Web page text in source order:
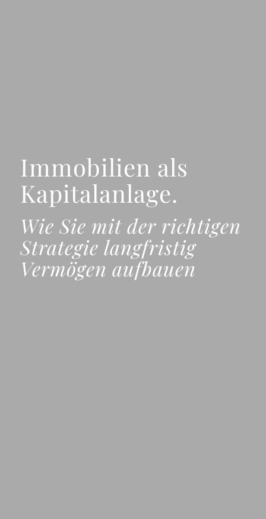
Immobilien als
Kapitalanlage.
Wie Sie mit der richtigen
Strategie langfristig
Vermögen aufbauen